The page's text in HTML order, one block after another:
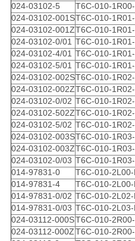
024-03102-5
T6C-010-
024-03102-001ST6C-010-1R01-
024-03102-001ZT6C-010-1R01-
024-03102-0/01 T6C-010-1R01-
024-03102-4/01 T6C-010-
024-03102-5/01 T6C-010-
024-03102-002ST6C-010-1R02-
024-03102-002ZT6C-010-1R02-
024-03102-0/02 T6C-010-1R02-
024-03102-502ZT6C-010-
024-03102-5/02 T6C-010-
024-03102-003ST6C-010-1R03-
024-03102-003ZT6C-010-1R03-
024-03102-0/03 T6C-010-1R03-
014-97831-0
T6C-010-2L00-
014-97831-4
T6C-010-2L00-
014-97831-0/02 T6C-010-2L02-
014-97831-0/03 T6C-010-2L03-
024-03112-000ST6C-010-2R00-
024-03112-000ZT6C-010-2R00-